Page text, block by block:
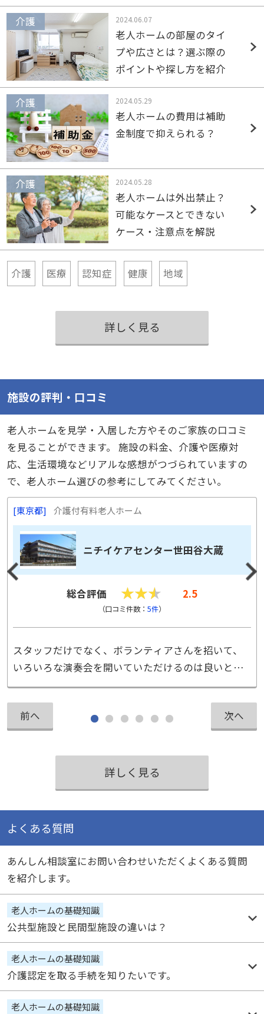
2024.06.07
老人ホームの部屋のタイ
プや広さとは？選ぶ際の
ポイントや探し方を紹介
2024.05.29
老人ホームの費用は補助
金制度で抑えられる？
2024.05.28
老人ホームは外出禁止？
可能なケースとできない
ケース・注意点を解説
介護 医療 認知症 健康 地域
詳しく見る
施設の評判・口コミ
老人ホームを見学・入居した方やそのご家族の口コミ
を見ることができます。 施設の料金、介護や医療対
応、生活環境などリアルな感想がつづられていますの
で、老人ホーム選びの参考にしてみてください。
東京都 介護付有料老人ホーム
ニチイケアセンター世田谷大蔵
総合評価 ★★★
★★★ 2.5
（口コミ件数：5件）
スタッフだけでなく、ボランティアさんを招いて、
いろいろな演奏会を開いていただけるのは良いと思
います。
前へ 次へ
詳しく見る
よくある質問
あんしん相談室にお問い合わせいただくよくある質問
を紹介します。
老人ホームの基礎知識
公共型施設と民間型施設の違いは？
老人ホームの基礎知識
介護認定を取る手続を知りたいです。
老人ホームの基礎知識